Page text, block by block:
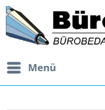
Menü